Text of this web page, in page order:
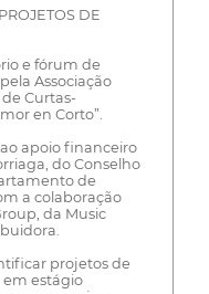
DE
e fórum de
Associação
Curtas-
en Corto”.
apoio financeiro
do Conselho
de
a colaboração
da Music
projetos de
estágio